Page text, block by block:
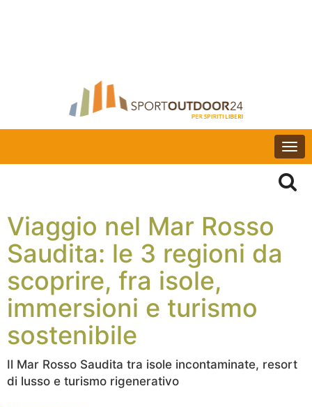
Viaggio nel Mar Rosso
Saudita: le 3 regioni da
scoprire, fra isole,
immersioni e turismo
sostenibile
Il Mar Rosso Saudita tra isole incontaminate, resort
di lusso e turismo rigenerativo